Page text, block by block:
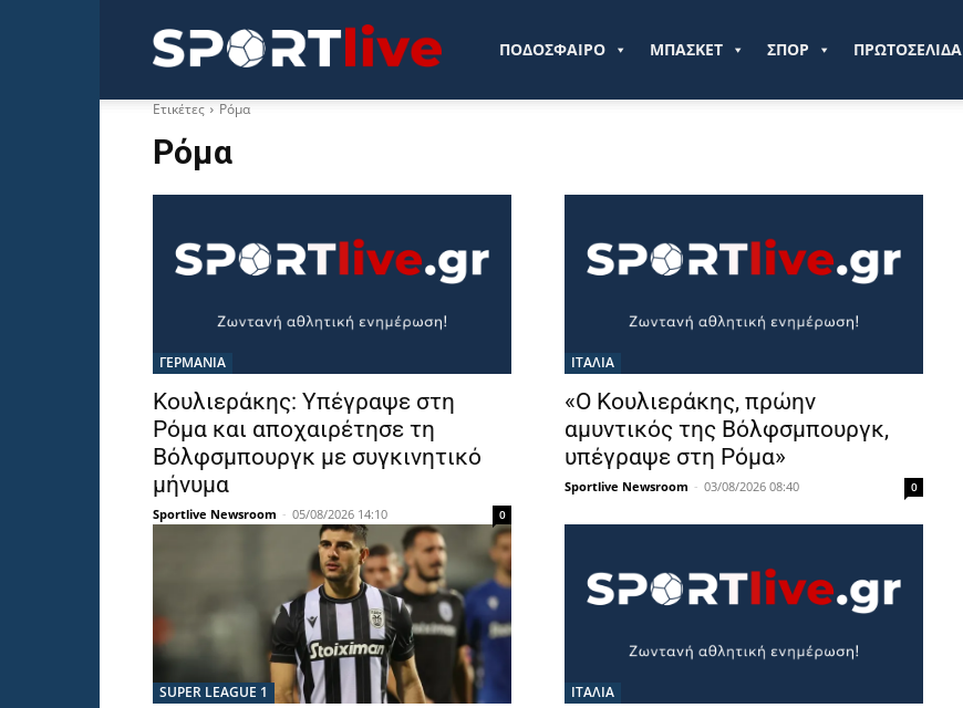
Sportlive.grΠΟΔΟΣΦΑΙΡΟ ΜΠΑΣΚΕΤ ΣΠΟΡ ΠΡΩΤΟΣΕΛΙΔΑ
Ετικέτες Ρόμα
Ρόμα
ΓΕΡΜΑΝΙΑ
Κουλιεράκης: Υπέγραψε στη
Ρόμα και αποχαιρέτησε τη
Βόλφσμπουργκ με συγκινητικό
μήνυμα
Sportlive Newsroom - 05/08/2026 14:10 0
ΙΤΑΛΙΑ
«Ο Κουλιεράκης, πρώην
αμυντικός της Βόλφσμπουργκ,
υπέγραψε στη Ρόμα»
Sportlive Newsroom - 03/08/2026 08:40 0
SUPER LEAGUE 1 ΙΤΑΛΙΑ